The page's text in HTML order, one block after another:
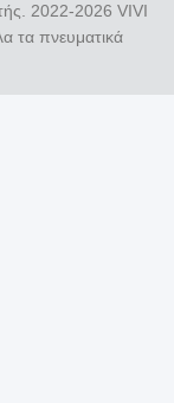
2022-2026 VIVI
τα πνευματικά